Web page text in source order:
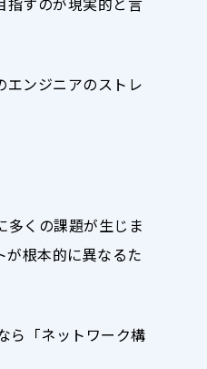
指すのが現実的と言
エンジニアのストレ
多くの課題が生じま
が根本的に異なるた
ら「ネットワーク構